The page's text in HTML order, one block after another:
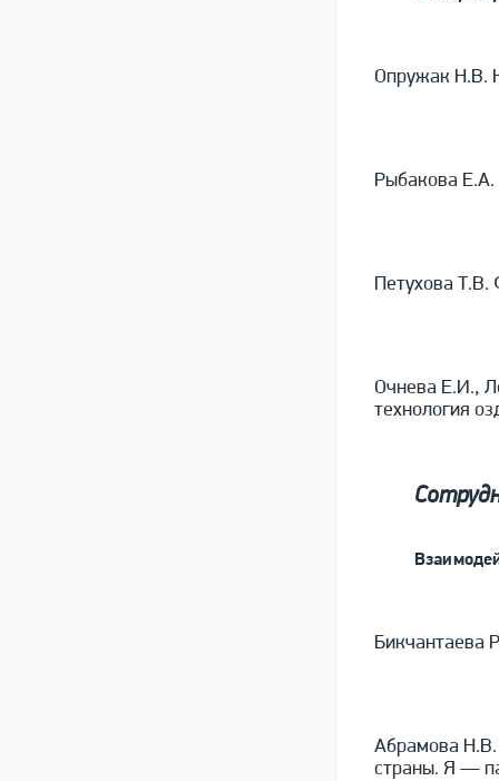
Опружак Н.В.
Рыбакова Е.А.
Петухова Т.В.
Очнева Е.И.,
технология
Бикчантаева
Абрамова Н.В.
страны. Я —